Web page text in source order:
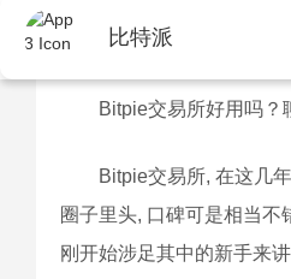
比特派
Bitpie交易所好用吗？
Bitpie交易所, 在这几
圈子里头, 口碑可是相当不
刚开始涉足其中的新手来